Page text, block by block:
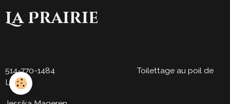
La Prairie
514-770-1484 Toilettage au poil de
Luxe